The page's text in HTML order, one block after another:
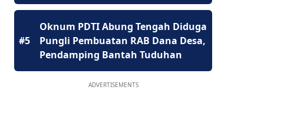
#5
Oknum PDTI Abung Tengah Diduga
Pungli Pembuatan RAB Dana Desa,
Pendamping Bantah Tuduhan
ADVERTISEMENTS